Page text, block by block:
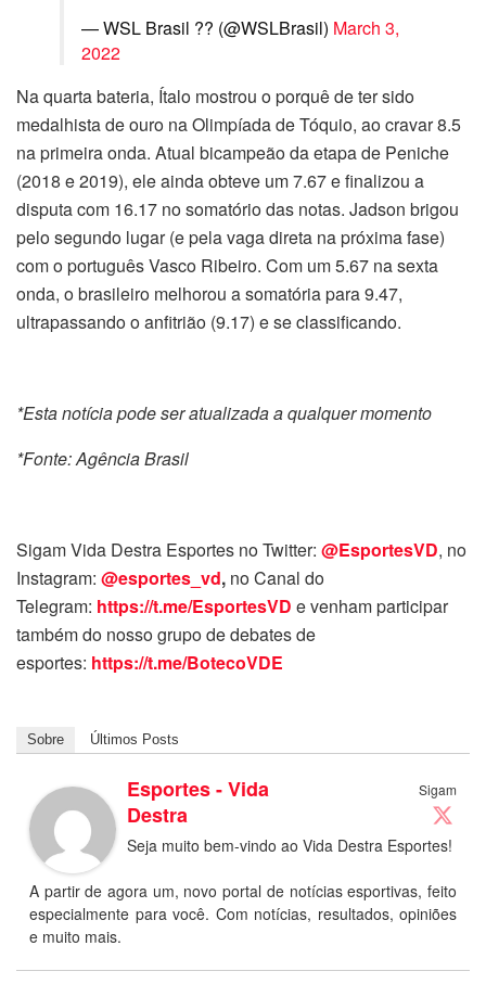
— WSL Brasil ?? (@WSLBrasil) March 3,
2022
Na quarta bateria, Ítalo mostrou o porquê de ter sido
medalhista de ouro na Olimpíada de Tóquio, ao cravar 8.5
na primeira onda. Atual bicampeão da etapa de Peniche
(2018 e 2019), ele ainda obteve um 7.67 e finalizou a
disputa com 16.17 no somatório das notas. Jadson brigou
pelo segundo lugar (e pela vaga direta na próxima fase)
com o português Vasco Ribeiro. Com um 5.67 na sexta
onda, o brasileiro melhorou a somatória para 9.47,
ultrapassando o anfitrião (9.17) e se classificando.
*Esta notícia pode ser atualizada a qualquer momento
*Fonte: Agência Brasil
Sigam Vida Destra Esportes no Twitter: @EsportesVD, no
Instagram: @esportes_vd, no Canal do
Telegram: https://t.me/EsportesVD e venham participar
também do nosso grupo de debates de
esportes: https://t.me/BotecoVDE
Sobre Últimos Posts
Sigam
Esportes - Vida
Destra
Seja muito bem-vindo ao Vida Destra Esportes!
A partir de agora um, novo portal de notícias esportivas, feito
especialmente para você. Com notícias, resultados, opiniões
e muito mais.